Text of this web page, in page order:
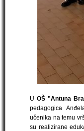
U OŠ "Antuna
pedagogica
učenika na temu
su realizirane